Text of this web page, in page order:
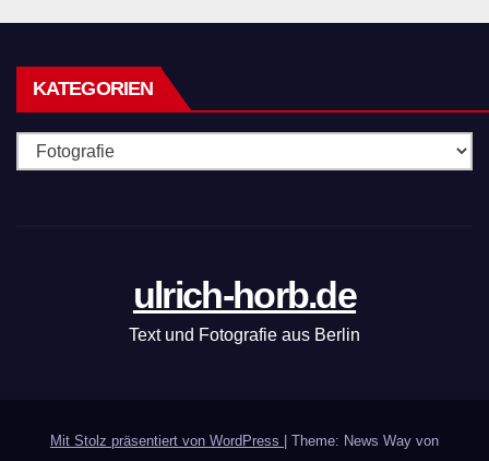
KATEGORIEN
Kategorien
ulrich-horb.de
Text und Fotografie aus Berlin
Mit Stolz präsentiert von WordPress Theme: News Way von